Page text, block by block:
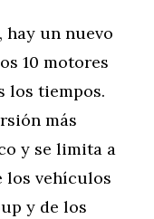
hay un nuevo
10 motores
los tiempos.
más
y se limita a
los vehículos
y de los